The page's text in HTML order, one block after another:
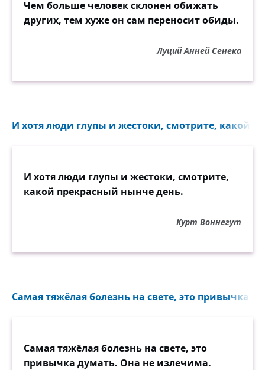
Чем больше человек склонен обижать
других, тем хуже он сам переносит обиды.
Луций Анней Сенека
И хотя люди глупы и жестоки, смотрите, какой
И хотя люди глупы и жестоки, смотрите,
какой прекрасный нынче день.
Курт Воннегут
Самая тяжёлая болезнь на свете, это привычка
Самая тяжёлая болезнь на свете, это
привычка думать. Она не излечима.